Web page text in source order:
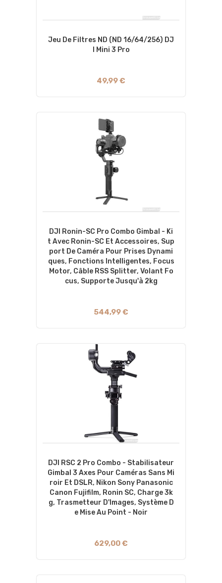
Jeu De Filtres ND (ND 16/64/256) DJ
I Mini 3 Pro
49,99 €
DJI Ronin-SC Pro Combo Gimbal - Ki
T Avec Ronin-SC Et Accessoires, Sup
Port De Caméra Pour Prises Dynami
Ques, Fonctions Intelligentes, Focus
Motor, Câble RSS Splitter, Volant Fo
Cus, Supporte Jusqu'à 2kg
544,99 €
DJI RSC 2 Pro Combo - Stabilisateur
Gimbal 3 Axes Pour Caméras Sans Mi
Roir Et DSLR, Nikon Sony Panasonic
Canon Fujifilm, Ronin SC, Charge 3k
G, Trasmetteur D'Images, Système D
E Mise Au Point - Noir
629,00 €